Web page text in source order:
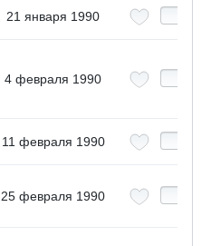
21 января 1990
4 февраля 1990
11 февраля 1990
25 февраля 1990